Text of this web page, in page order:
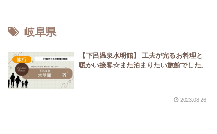
岐阜県
旅行
【下呂温泉水明館】 工夫が光るお料理と
暖かい接客☆また泊まりたい旅館でした。
2023.08.26